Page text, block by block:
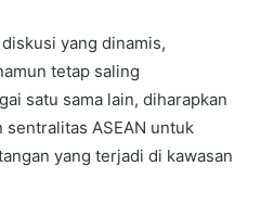
yang dinamis,
tetap saling
satu sama lain, diharapkan
ASEAN untuk
yang terjadi di kawasan